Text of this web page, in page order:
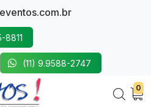
8811
(11) 9.9588-2747
0